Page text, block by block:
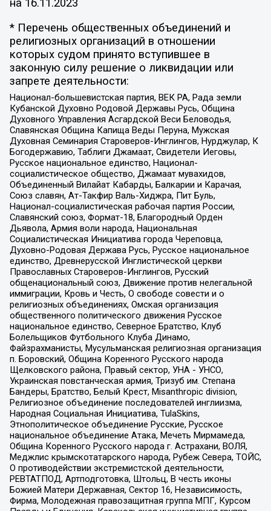
на 16.11.2023
* Перечень общественных объединений и
религиозных организаций в отношении
которых судом принято вступившее в
законную силу решение о ликвидации или
запрете деятельности:
Национал-большевистская партия, ВЕК РА, Рада земли
Кубанской Духовно Родовой Державы Русь, Община
Духовного Управления Асгардской Веси Беловодья,
Славянская Община Капища Веды Перуна, Мужская
Духовная Семинария Староверов-Инглингов, Нурджулар, К
Богодержавию, Таблиги Джамаат, Свидетели Иеговы,
Русское национальное единство, Национал-
социалистическое общество, Джамаат мувахидов,
Объединенный Вилайат Кабарды, Балкарии и Карачая,
Союз славян, Ат-Такфир Валь-Хиджра, Пит Буль,
Национал-социалистическая рабочая партия России,
Славянский союз, Формат-18, Благородный Орден
Дьявола, Армия воли народа, Национальная
Социалистическая Инициатива города Череповца,
Духовно-Родовая Держава Русь, Русское национальное
единство, Древнерусской Инглистической церкви
Православных Староверов-Инглингов, Русский
общенациональный союз, Движение против нелегальной
иммиграции, Кровь и Честь, О свободе совести и о
религиозных объединениях, Омская организация
общественного политического движения Русское
национальное единство, Северное Братство, Клуб
Болельщиков Футбольного Клуба Динамо,
Файзрахманисты, Мусульманская религиозная организация
п. Боровский, Община Коренного Русского народа
Щелковского района, Правый сектор, УНА - УНСО,
Украинская повстанческая армия, Тризуб им. Степана
Бандеры, Братство, Белый Крест, Misanthropic division,
Религиозное объединение последователей инглиизма,
Народная Социальная Инициатива, TulaSkins,
Этнополитическое объединение Русские, Русское
национальное объединение Атака, Мечеть Мирмамеда,
Община Коренного Русского народа г. Астрахани, ВОЛЯ,
Меджлис крымскотатарского народа, Рубеж Севера, ТОЙС,
О противодействии экстремистской деятельности,
РЕВТАТПОД, Артподготовка, Штольц, В честь иконы
Божией Матери Державная, Сектор 16, Независимость,
Фирма, Молодежная правозащитная группа МПГ, Курсом